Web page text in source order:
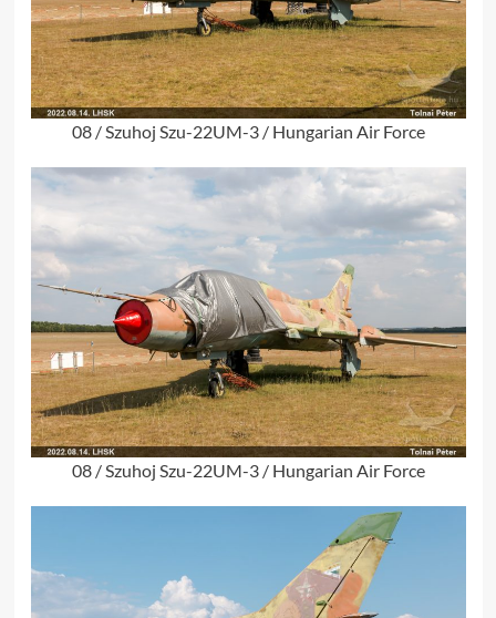
08 / Szuhoj Szu-22UM-3 / Hungarian Air Force
08 / Szuhoj Szu-22UM-3 / Hungarian Air Force